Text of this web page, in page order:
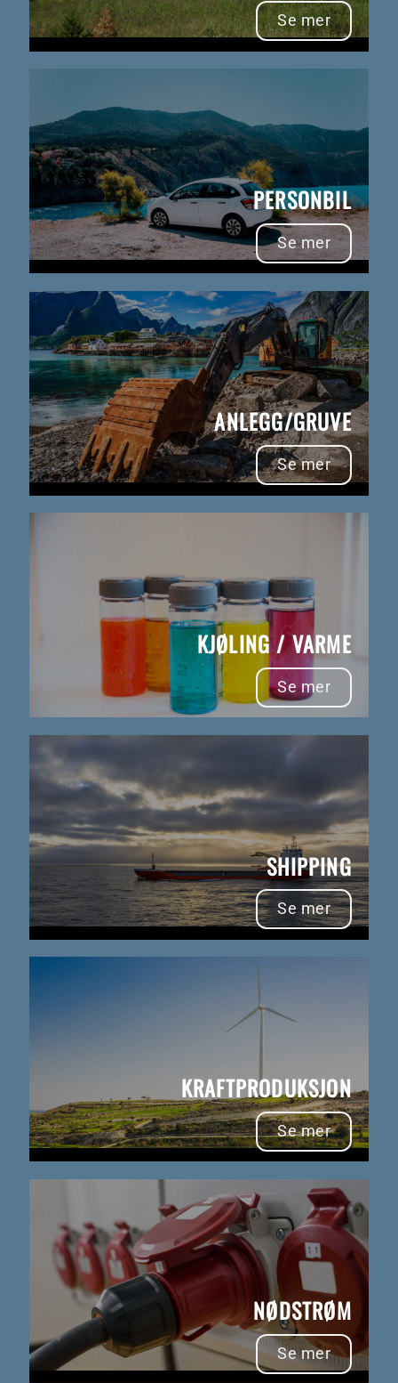
Se mer
PERSONBIL
Se mer
ANLEGG/GRUVE
Se mer
KJØLING / VARME
Se mer
SHIPPING
Se mer
KRAFTPRODUKSJON
Se mer
NØDSTRØM
Se mer